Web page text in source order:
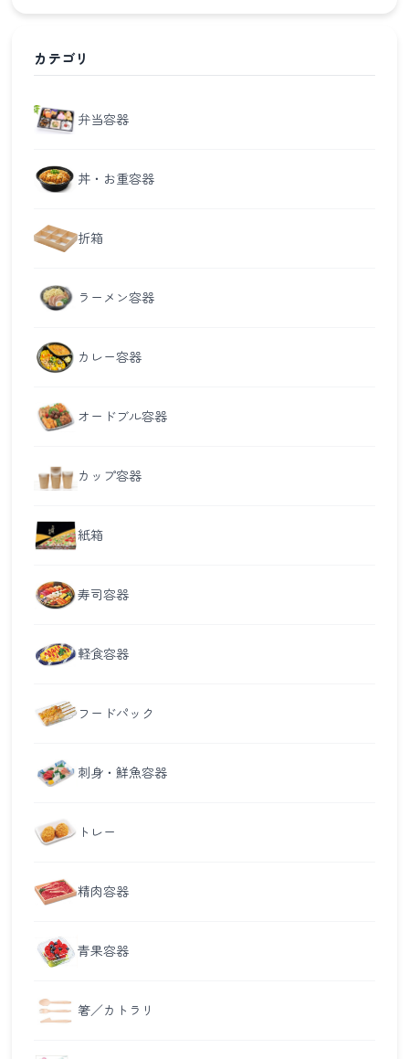
カテゴリ
弁当容器
丼・お重容器
折箱
ラーメン容器
カレー容器
オードブル容器
カップ容器
紙箱
寿司容器
軽食容器
フードパック
刺身・鮮魚容器
トレー
精肉容器
青果容器
箸／カトラリ